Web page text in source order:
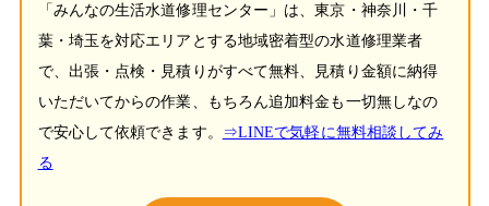
「みんなの生活水道修理センター」は、東京・神奈川・千
葉・埼玉を対応エリアとする地域密着型の水道修理業者
で、出張・点検・見積りがすべて無料、見積り金額に納得
いただいてからの作業、もちろん追加料金も一切無しなの
で安心して依頼できます。
⇒LINEで気軽に無料相談してみ
る